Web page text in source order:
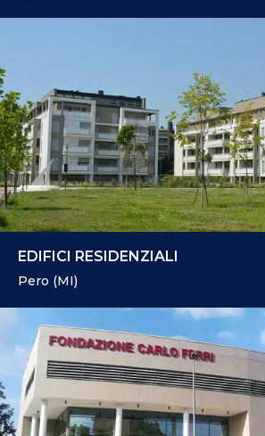
EDIFICI RESIDENZIALI
Pero (MI)